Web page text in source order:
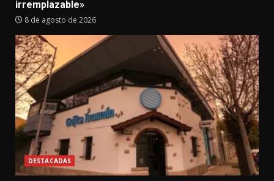
irremplazable»
8 de agosto de 2026
DESTACADAS